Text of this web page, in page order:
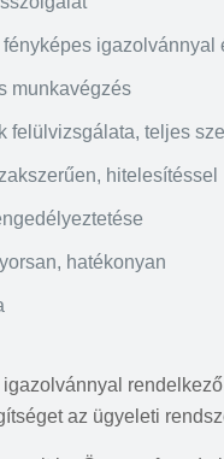
igazolvánnyal
munkavégzés
felülvizsgálata, teljes
hitelesítéssel
hatékonyan
az ügyeleti